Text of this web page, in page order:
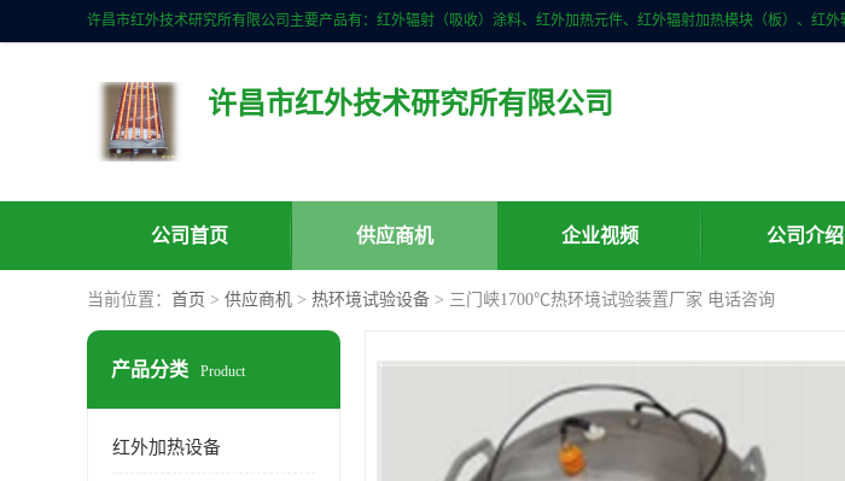
许昌市红外技术研究所有限公司
公司首页 供应商机 企业视频 公司介绍
当前位置： 首页 > 供应商机 > 热环境试验设备 > 三门峡1700℃热环境试验装置厂家 电话咨询
产品分类 Product
红外加热设备